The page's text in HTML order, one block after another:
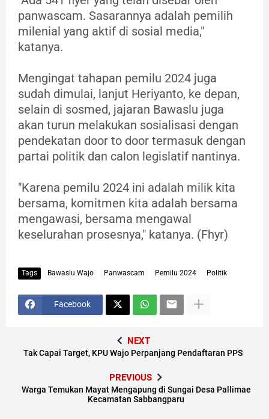
panwascam. Sasarannya adalah pemilih
milenial yang aktif di sosial media,"
katanya.
Mengingat tahapan pemilu 2024 juga
sudah dimulai, lanjut Heriyanto, ke depan,
selain di sosmed, jajaran Bawaslu juga
akan turun melakukan sosialisasi dengan
pendekatan door to door termasuk dengan
partai politik dan calon legislatif nantinya.
"Karena pemilu 2024 ini adalah milik kita
bersama, komitmen kita adalah bersama
mengawasi, bersama mengawal
keselurahan prosesnya," katanya. (Fhyr)
Tags Bawaslu Wajo Panwascam Pemilu 2024 Politik
Facebook
NEXT
Tak Capai Target, KPU Wajo Perpanjang Pendaftaran PPS
PREVIOUS
Warga Temukan Mayat Mengapung di Sungai Desa Pallimae
Kecamatan Sabbangparu